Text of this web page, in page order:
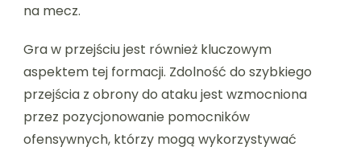
na mecz.
Gra w przejściu jest również kluczowym
aspektem tej formacji. Zdolność do szybkiego
przejścia z obrony do ataku jest wzmocniona
przez pozycjonowanie pomocników
ofensywnych, którzy mogą wykorzystywać